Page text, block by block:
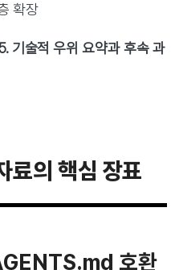
확장
기술적 우위 요약과 후속 과
료의 핵심 장표
호환